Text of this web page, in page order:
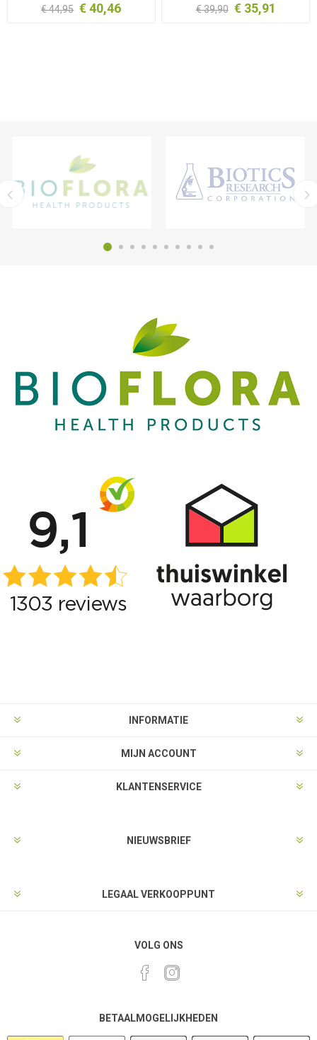
€ 44,95 € 40,46 € 39,90 € 35,91
INFORMATIE
MIJN ACCOUNT
KLANTENSERVICE
NIEUWSBRIEF
LEGAAL VERKOOPPUNT
VOLG ONS
BETAALMOGELIJKHEDEN